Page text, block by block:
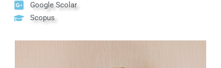
Google Scolar
Scopus